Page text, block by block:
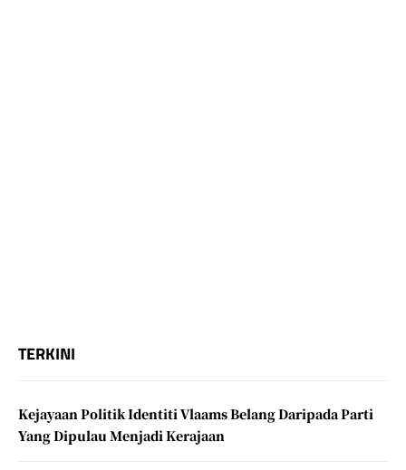
TERKINI
Kejayaan Politik Identiti Vlaams Belang Daripada Parti
Yang Dipulau Menjadi Kerajaan